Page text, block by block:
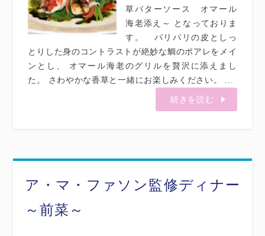
草バターソース オマール
海老添え～ となっておりま
す。 パリパリの皮としっ
とりした身のコントラストが絶妙な鯛のポアレをメイ
ンとし、 オマール海老のグリルを贅沢に添えまし
た。 さわやかな香草と一緒にお楽しみください。 ...
続きを読む
ア・マ・ファソン監修ディナー
～前菜～